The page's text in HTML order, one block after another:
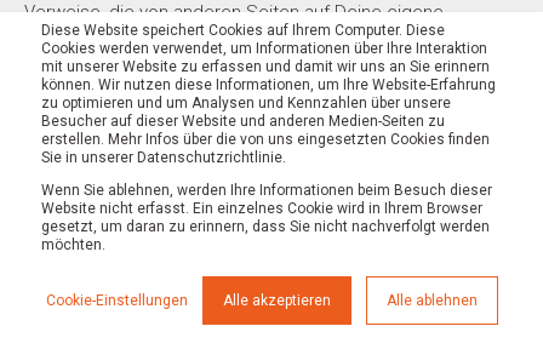
Diese Website speichert Cookies auf Ihrem Computer. Diese
Cookies werden verwendet, um Informationen über Ihre Interaktion
mit unserer Website zu erfassen und damit wir uns an Sie erinnern
können. Wir nutzen diese Informationen, um Ihre Website-Erfahrung
zu optimieren und um Analysen und Kennzahlen über unsere
Besucher auf dieser Website und anderen Medien-Seiten zu
erstellen. Mehr Infos über die von uns eingesetzten Cookies finden
Sie in unserer Datenschutzrichtlinie.
Wenn Sie ablehnen, werden Ihre Informationen beim Besuch dieser
Website nicht erfasst. Ein einzelnes Cookie wird in Ihrem Browser
gesetzt, um daran zu erinnern, dass Sie nicht nachverfolgt werden
möchten.
Cookie-Einstellungen Alle akzeptieren Alle ablehnen
Verweise, die von anderen Seiten auf Deine eigene
verweisen. Diese entstehen von selbst. Deshalb solltest Du
diesbezüglich keine gravierenden Maßnahmen ergreifen. Es
ist jedoch möglich, dass Du Dich mit Betreibern ähnlicher
Seiten in Verbindung setzt und um eine gegenseitige
Verlinkung bittest.
Zudem gibt es Portale, auf denen Du Webseitenbetreiber
findest, die gegen eine geringe Gebühr einen Link auf ihren
Seiten oder in ihrem Blog erstellen. Wichtig dabei ist es,